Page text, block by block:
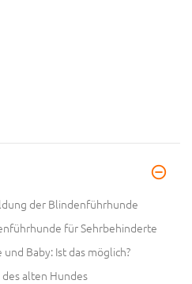
hat mir den Maul
der Blindenführhunde
für Sehrbehinderte
Baby: Ist das möglich?
alten Hundes